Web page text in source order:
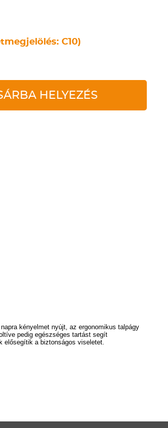
C10)
HELYEZÉS
kényelmet nyújt, az ergonomikus talpágy
pedig egészséges tartást segít
elősegítik a biztonságos viseletet.